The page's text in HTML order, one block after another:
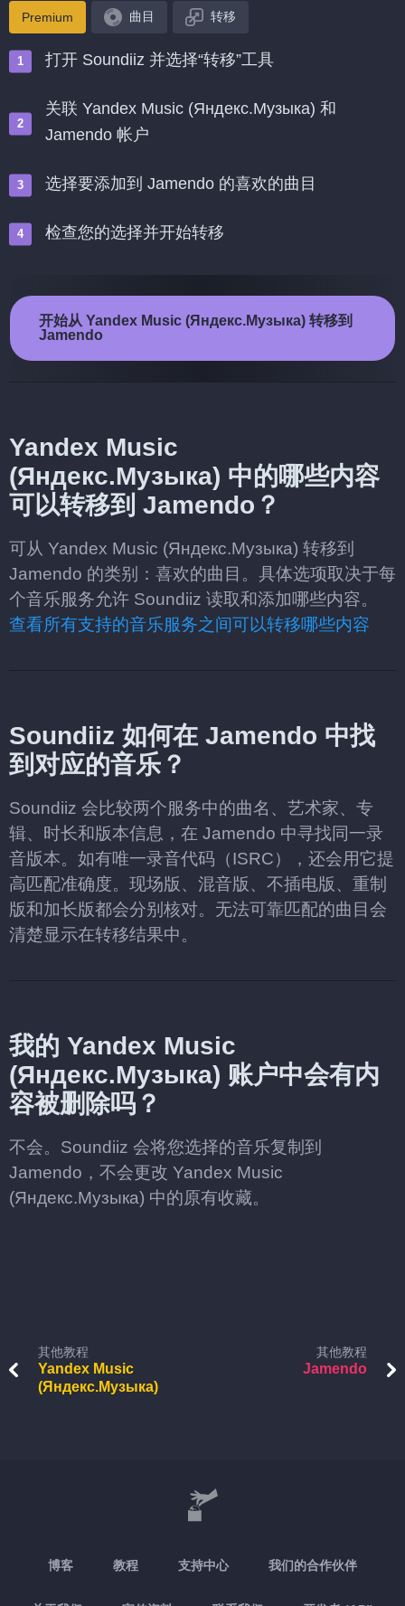
Premium 曲目 转移
打开 Soundiiz 并选择“转移”工具
关联 Yandex Music (Яндекс.Музыка) 和
Jamendo 帐户
选择要添加到 Jamendo 的喜欢的曲目
检查您的选择并开始转移
开始从 Yandex Music (Яндекс.Музыка) 转移到
Jamendo
Yandex Music
(Яндекс.Музыка) 中的哪些内容
可以转移到 Jamendo？
可从 Yandex Music (Яндекс.Музыка) 转移到
Jamendo 的类别：喜欢的曲目。具体选项取决于每
个音乐服务允许 Soundiiz 读取和添加哪些内容。
查看所有支持的音乐服务之间可以转移哪些内容
Soundiiz 如何在 Jamendo 中找
到对应的音乐？
Soundiiz 会比较两个服务中的曲名、艺术家、专
辑、时长和版本信息，在 Jamendo 中寻找同一录
音版本。如有唯一录音代码（ISRC），还会用它提
高匹配准确度。现场版、混音版、不插电版、重制
版和加长版都会分别核对。无法可靠匹配的曲目会
清楚显示在转移结果中。
我的 Yandex Music
(Яндекс.Музыка) 账户中会有内
容被删除吗？
不会。Soundiiz 会将您选择的音乐复制到
Jamendo，不会更改 Yandex Music
(Яндекс.Музыка) 中的原有收藏。
其他教程
Yandex Music
(Яндекс.Музыка)
其他教程
Jamendo
博客 教程 支持中心 我们的合作伙伴